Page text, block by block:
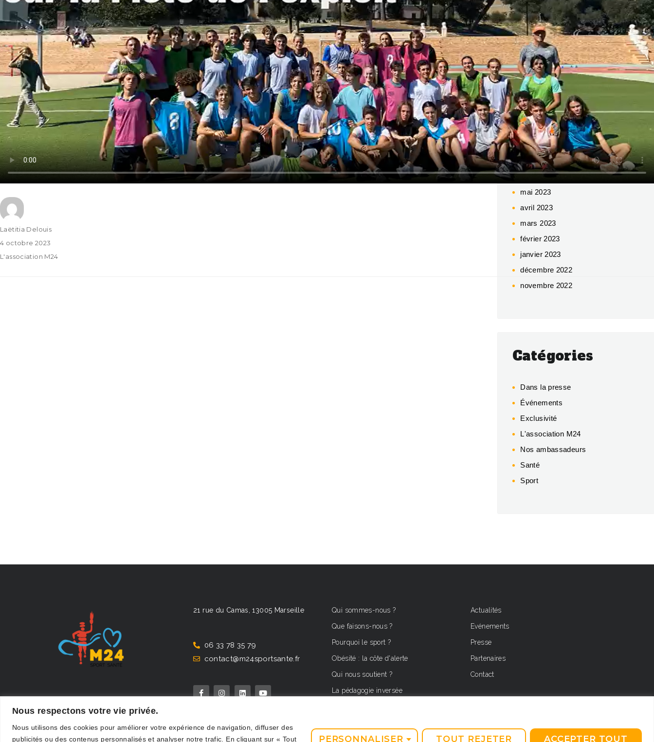
Nous respectons votre vie privée.
Nous utilisons des cookies pour améliorer votre expérience de navigation, diffuser des
publicités ou des contenus personnalisés et analyser notre trafic. En cliquant sur « Tout
PERSONNALISER TOUT REJETER ACCEPTER TOUT
Laëtitia Delouis
4 octobre 2023
L'association M24
décembre 2024
octobre 2024
juillet 2024
juin 2024
mai 2024
avril 2024
mars 2024
février 2024
décembre 2023
novembre 2023
octobre 2023
juin 2023
mai 2023
avril 2023
mars 2023
février 2023
janvier 2023
décembre 2022
novembre 2022
Catégories
Dans la presse
Événements
Exclusivité
L'association M24
Nos ambassadeurs
Santé
Sport
21 rue du Camas, 13005 Marseille
06 33 78 35 79
contact@m24sportsante.fr
Qui sommes-nous ?
Que faisons-nous ?
Pourquoi le sport ?
Obésité : la côte d'alerte
Qui nous soutient ?
La pédagogie inversée
Actualités
Evénements
Presse
Partenaires
Contact